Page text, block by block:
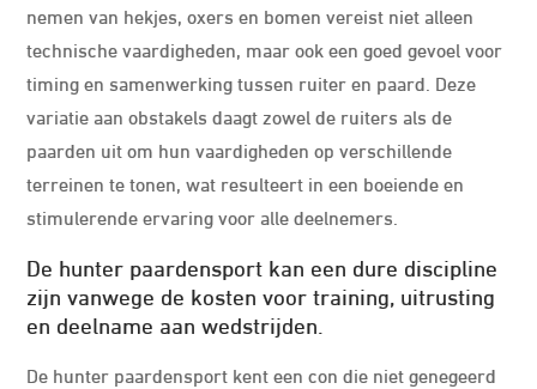
nemen van hekjes, oxers en bomen vereist niet alleen
technische vaardigheden, maar ook een goed gevoel voor
timing en samenwerking tussen ruiter en paard. Deze
variatie aan obstakels daagt zowel de ruiters als de
paarden uit om hun vaardigheden op verschillende
terreinen te tonen, wat resulteert in een boeiende en
stimulerende ervaring voor alle deelnemers.
De hunter paardensport kan een dure discipline
zijn vanwege de kosten voor training, uitrusting
en deelname aan wedstrijden.
De hunter paardensport kent een con die niet genegeerd